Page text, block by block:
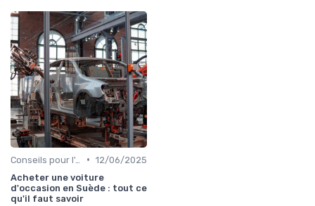
• 12/06/2025
Acheter une voiture
d'occasion en Suède : tout ce
qu'il faut savoir